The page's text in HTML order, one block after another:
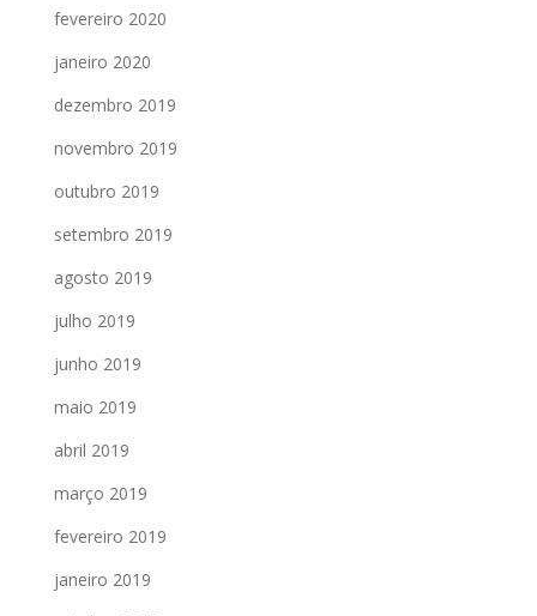
fevereiro 2020
janeiro 2020
dezembro 2019
novembro 2019
outubro 2019
setembro 2019
agosto 2019
julho 2019
junho 2019
maio 2019
abril 2019
março 2019
fevereiro 2019
janeiro 2019